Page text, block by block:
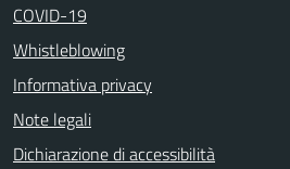
COVID-19
Whistleblowing
Informativa privacy
Note legali
Dichiarazione di accessibilità